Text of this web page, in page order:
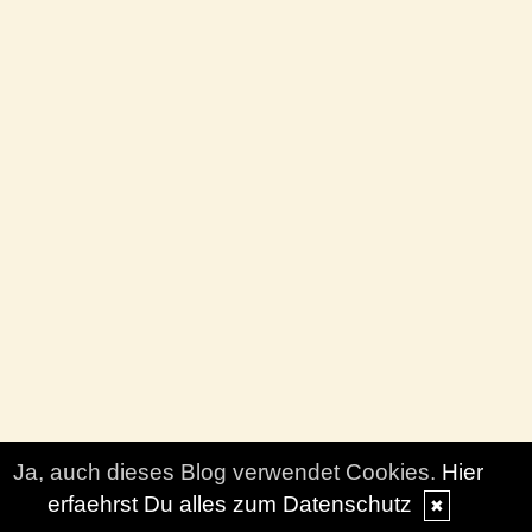
Ja, auch dieses Blog verwendet Cookies. Hier
erfaehrst Du alles zum Datenschutz
✖